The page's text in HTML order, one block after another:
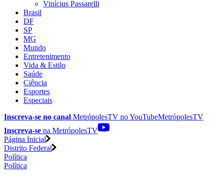
Vinícius Passarelli
Brasil
DF
SP
MG
Mundo
Entretenimento
Vida & Estilo
Saúde
Ciência
Esportes
Especiais
Inscreva-se no canal MetrópolesTV noYouTubeMetrópolesTV
Inscreva-se na MetrópolesTV
Página Inicial
Distrito Federal
Política
Política